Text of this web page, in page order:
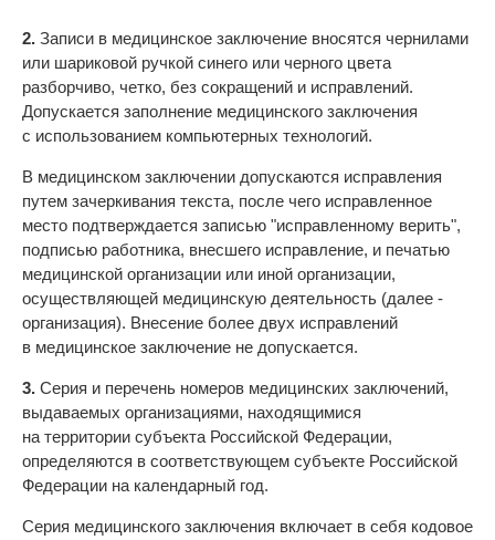
2. Записи в медицинское заключение вносятся чернилами
или шариковой ручкой синего или черного цвета
разборчиво, четко, без сокращений и исправлений.
Допускается заполнение медицинского заключения
с использованием компьютерных технологий.
В медицинском заключении допускаются исправления
путем зачеркивания текста, после чего исправленное
место подтверждается записью "исправленному верить",
подписью работника, внесшего исправление, и печатью
медицинской организации или иной организации,
осуществляющей медицинскую деятельность (далее -
организация). Внесение более двух исправлений
в медицинское заключение не допускается.
3. Серия и перечень номеров медицинских заключений,
выдаваемых организациями, находящимися
на территории субъекта Российской Федерации,
определяются в соответствующем субъекте Российской
Федерации на календарный год.
Серия медицинского заключения включает в себя кодовое